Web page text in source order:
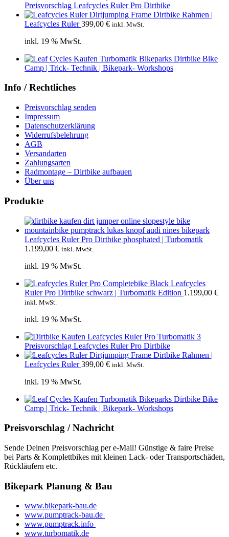
Preisvorschlag Leafcycles Ruler Pro Dirtbike
Dirtbike Rahmen |
Leafcycles Ruler 399,00 € inkl. MwSt.
inkl. 19 % MwSt.
Bike
Camp | Trick- Technik | Bikepark- Workshops
Info / Rechtliches
Preisvorschlag senden
Impressum
Datenschutzerklärung
Widerrufsbelehrung
AGB
Versandarten
Zahlungsarten
Radmontage – Dirtbike aufbauen
Über uns
Produkte
Leafcycles Ruler Pro Dirtbike phosphated | Turbomatik
1.199,00 € inkl. MwSt.
inkl. 19 % MwSt.
Leafcycles
Ruler Pro Dirtbike schwarz | Turbomatik Edition 1.199,00 €
inkl. MwSt.
inkl. 19 % MwSt.
Preisvorschlag Leafcycles Ruler Pro Dirtbike
Dirtbike Rahmen |
Leafcycles Ruler 399,00 € inkl. MwSt.
inkl. 19 % MwSt.
Bike
Camp | Trick- Technik | Bikepark- Workshops
Preisvorschlag / Nachricht
Sende Deinen Preisvorschlag per e-Mail! Günstige & faire Preise
bei Parts & Komplettbikes mit kleinen Lack- oder Transportschäden,
Rückläufern etc.
Bikepark Planung & Bau
www.bikepark-bau.de
www.pumptrack-bau.de
www.pumptrack.info
www.turbomatik.de